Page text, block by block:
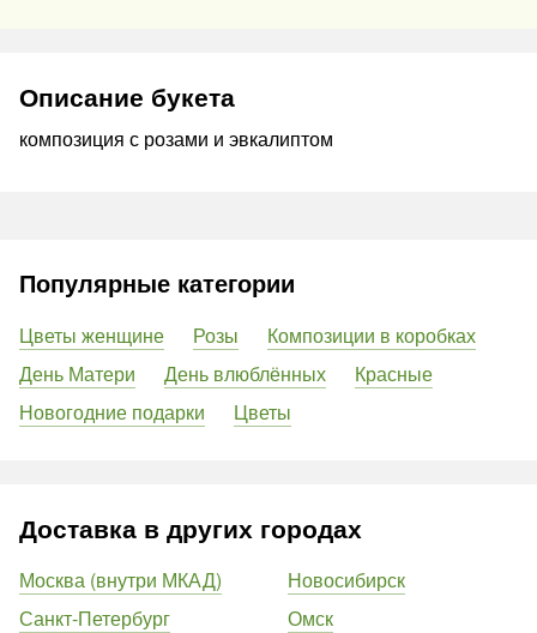
Описание букета
композиция с розами и эвкалиптом
Популярные категории
Цветы женщине Розы
Композиции в коробках
День Матери
День влюблённых
Красные
Новогодние подарки
Цветы
Доставка в других городах
Москва (внутри МКАД)
Санкт-Петербург
Новосибирск
Омск